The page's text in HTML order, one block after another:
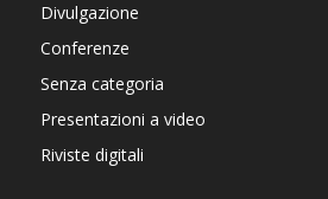
Divulgazione
Conferenze
Senza categoria
Presentazioni a video
Riviste digitali